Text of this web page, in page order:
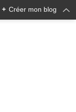
+ Créer mon blog